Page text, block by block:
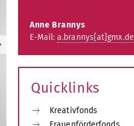
Anne Brannys
E-Mail: a.brannys[at]gmx.de
Quicklinks
Kreativfonds